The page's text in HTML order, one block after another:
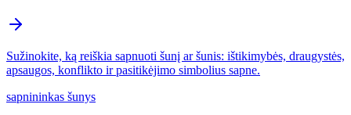
Sužinokite, ką reiškia sapnuoti šunį ar šunis: ištikimybės, draugystės,
apsaugos, konflikto ir pasitikėjimo simbolius sapne.
sapnininkas šunys